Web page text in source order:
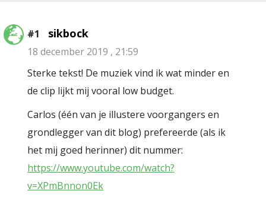
#1 sikbock
18 december 2019 , 21:59
Sterke tekst! De muziek vind ik wat minder en
de clip lijkt mij vooral low budget.
Carlos (één van je illustere voorgangers en
grondlegger van dit blog) prefereerde (als ik
het mij goed herinner) dit nummer:
https://www.youtube.com/watch?
v=XPmBnnon0Ek